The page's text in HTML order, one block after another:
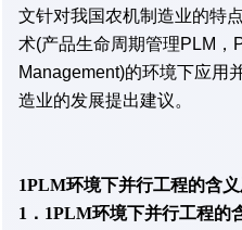
文针对我国农机制造业的特
术(产品生命周期管理PLM，
Management)的环境下应用
造业的发展提出建议。
1PLM环境下并行工程的含
1．1PLM环境下并行工程的